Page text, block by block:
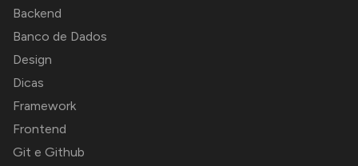
Backend
Banco de Dados
Design
Dicas
Framework
Frontend
Git e Github